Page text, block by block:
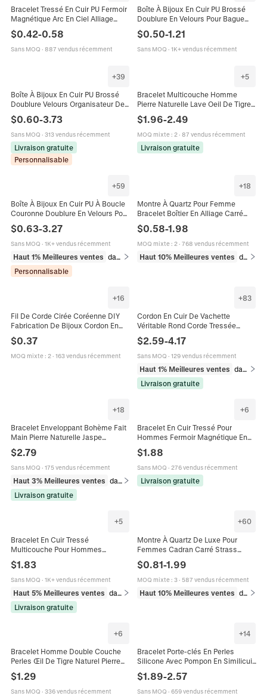
Bracelet Tressé En Cuir PU Fermoir
Magnétique Arc En Ciel Alliage
Mode
$0.42-0.58
Sans MOQ · 887 vendus récemment
Boîte À Bijoux En Cuir PU Brossé
Doublure En Velours Pour Bague
Présentoir Cadeau Rangement
$0.50-1.21
Sans MOQ · 1K+ vendus récemment
+39
Boîte À Bijoux En Cuir PU Brossé
Doublure Velours Organisateur De
Cadeau Pour Bague Collier Bracelet
Emballage Luxe Minimaliste
$0.60-3.73
Sans MOQ · 313 vendus récemment
Livraison gratuite
Personnalisable
+5
Bracelet Multicouche Homme
Pierre Naturelle Lave Oeil De Tigre
Cuir Tressé Croix Acier Inoxydable
Fermoir Magnétique
$1.96-2.49
MOQ mixte: 2· 87 vendus récemment
Livraison gratuite
+59
Boîte À Bijoux En Cuir PU À Boucle
Couronne Doublure En Velours Pour
Bague Collier Bracelet Pendentif
Écrin Haut De Gamme Élégant
$0.63-3.27
Sans MOQ · 1K+ vendus récemment
Haut 1% Meilleures ventes
dans Emballages et présentoirs pour bijoux
Personnalisable
+18
Montre À Quartz Pour Femme
Bracelet Boîtier En Alliage Carré
Accents Strass Cadran Chiffres
Romains Simili Cuir Élégant
Accessoire
$0.58-1.98
MOQ mixte: 2· 768 vendus récemment
Haut 10% Meilleures ventes dans Montres
+16
Fil De Corde Cirée Coréenne DIY
Fabrication De Bijoux Cordon En
Simili Cuir Pour Bracelet Collier
Matériel De Tissage À La Main
$0.37
MOQ mixte: 2· 163 vendus récemment
+83
Cordon En Cuir De Vachette
Véritable Rond Corde Tressée
Colorée Pour La Fabrication De
Bijoux Bricolage Bracelet Collier
Fournitures Artisanales
$2.59-4.17
Sans MOQ · 129 vendus récemment
Haut 1% Meilleures ventes
dans Fil et corde
Livraison gratuite
+18
Bracelet Enveloppant Bohème Fait
Main Pierre Naturelle Jaspe
Impérial Cordon Cuir Tissé Bijoux
Ethniques Vintage Femmes
$2.79
Sans MOQ · 175 vendus récemment
Haut 3% Meilleures ventes
dans Bracelets
Livraison gratuite
+6
Bracelet En Cuir Tressé Pour
Hommes Fermoir Magnétique En
Acier Inoxydable Bracelet Tissé
Simple Punk Bijoux Minimalistes
$1.88
Sans MOQ · 276 vendus récemment
Livraison gratuite
+5
Bracelet En Cuir Tressé
Multicouche Pour Hommes
Magnétique Bijoux Punk
$1.83
Sans MOQ · 1K+ vendus récemment
Haut 5% Meilleures ventes
Livraison gratuite
+60
Montre À Quartz De Luxe Pour
Femmes Cadran Carré Strass
Mode Élégant Pour Dames
$0.81-1.99
MOQ mixte: 3· 587 vendus récemment
Haut 10% Meilleures ventes
+6
Bracelet Homme Double Couche
Perles Œil De Tigre Naturel Pierre
De Lave Cuir PU Tressé Fermoir
Magnétique Bijoux Mode
$1.29
Sans MOQ · 336 vendus récemment
+14
Bracelet Porte-clés En Perles
Silicone Avec Pompon En Similicuir
Motif Marbre Léopard Anneau
Métallique
$1.89-2.57
Sans MOQ · 659 vendus récemment